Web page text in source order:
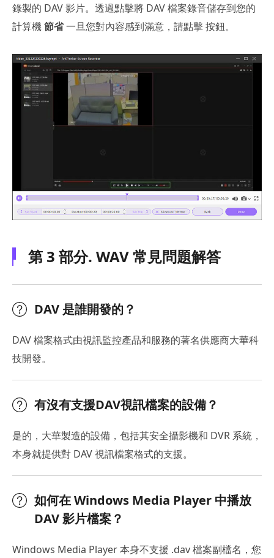
錄製的 DAV 影片。透過點擊將 DAV 檔案錄音儲存到您的
計算機節省一旦您對內容感到滿意，請點擊 按鈕。
第 3 部分. WAV 常見問題解答
DAV 是誰開發的？
DAV 檔案格式由視訊監控產品和服務的著名供應商大華科
技開發。
有沒有支援DAV視訊檔案的設備？
是的，大華製造的設備，包括其安全攝影機和 DVR 系統，
本身就提供對 DAV 視訊檔案格式的支援。
如何在 Windows Media Player 中播放
DAV 影片檔案？
Windows Media Player 本身不支援 .dav 檔案副檔名，您